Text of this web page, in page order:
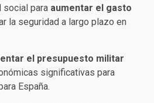
social para aumentar el gasto
la seguridad a largo plazo en
el presupuesto militar
significativas para
España.